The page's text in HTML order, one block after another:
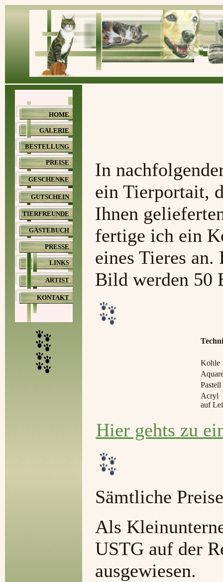
HOME
GALERIE
BESTELLUNG
PREISE
GESCHENKE
GUTSCHEIN
TIERFREUNDE
GÄSTEBUCH
PRESSE
LINKS
ARTIST
KONTAKT
In
ein Tierportait,
Ihnen
fertige ich ein
eines Tieres
Bild werden 50
Kohle
Pastell
Acryl
auf
Hier gehts zu
Sämtliche
Als
USTG auf der
ausgewiesen.